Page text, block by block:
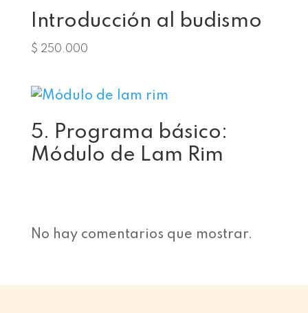
Introducción al budismo
$ 250.000
5. Programa básico:
Módulo de Lam Rim
No hay comentarios que mostrar.